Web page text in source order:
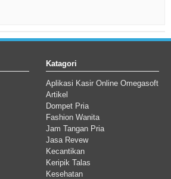
Katagori
Aplikasi Kasir Online Omegasoft
Artikel
Dompet Pria
Fashion Wanita
Jam Tangan Pria
Jasa Revew
Kecantikan
Keripik Talas
Kesehatan